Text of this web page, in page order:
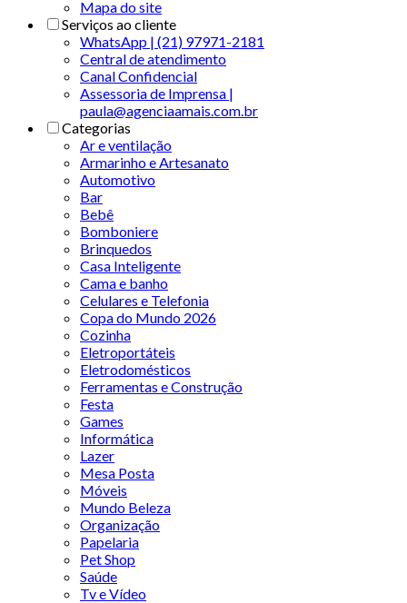
Mapa do site
Serviços ao cliente
WhatsApp | (21) 97971-2181
Central de atendimento
Canal Confidencial
Assessoria de Imprensa |
paula@agenciaamais.com.br
Categorias
Ar e ventilação
Armarinho e Artesanato
Automotivo
Bar
Bebê
Bomboniere
Brinquedos
Casa Inteligente
Cama e banho
Celulares e Telefonia
Copa do Mundo 2026
Cozinha
Eletroportáteis
Eletrodomésticos
Ferramentas e Construção
Festa
Games
Informática
Lazer
Mesa Posta
Móveis
Mundo Beleza
Organização
Papelaria
Pet Shop
Saúde
Tv e Vídeo